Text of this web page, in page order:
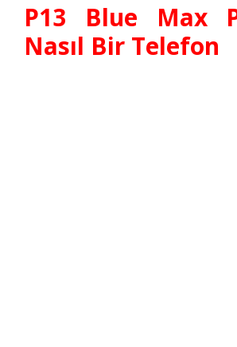
P13 Blue Max
Nasıl Bir Telefon